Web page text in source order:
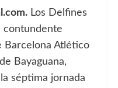
Los Delfines
contundente
Barcelona Atlético
Bayaguana,
séptima jornada